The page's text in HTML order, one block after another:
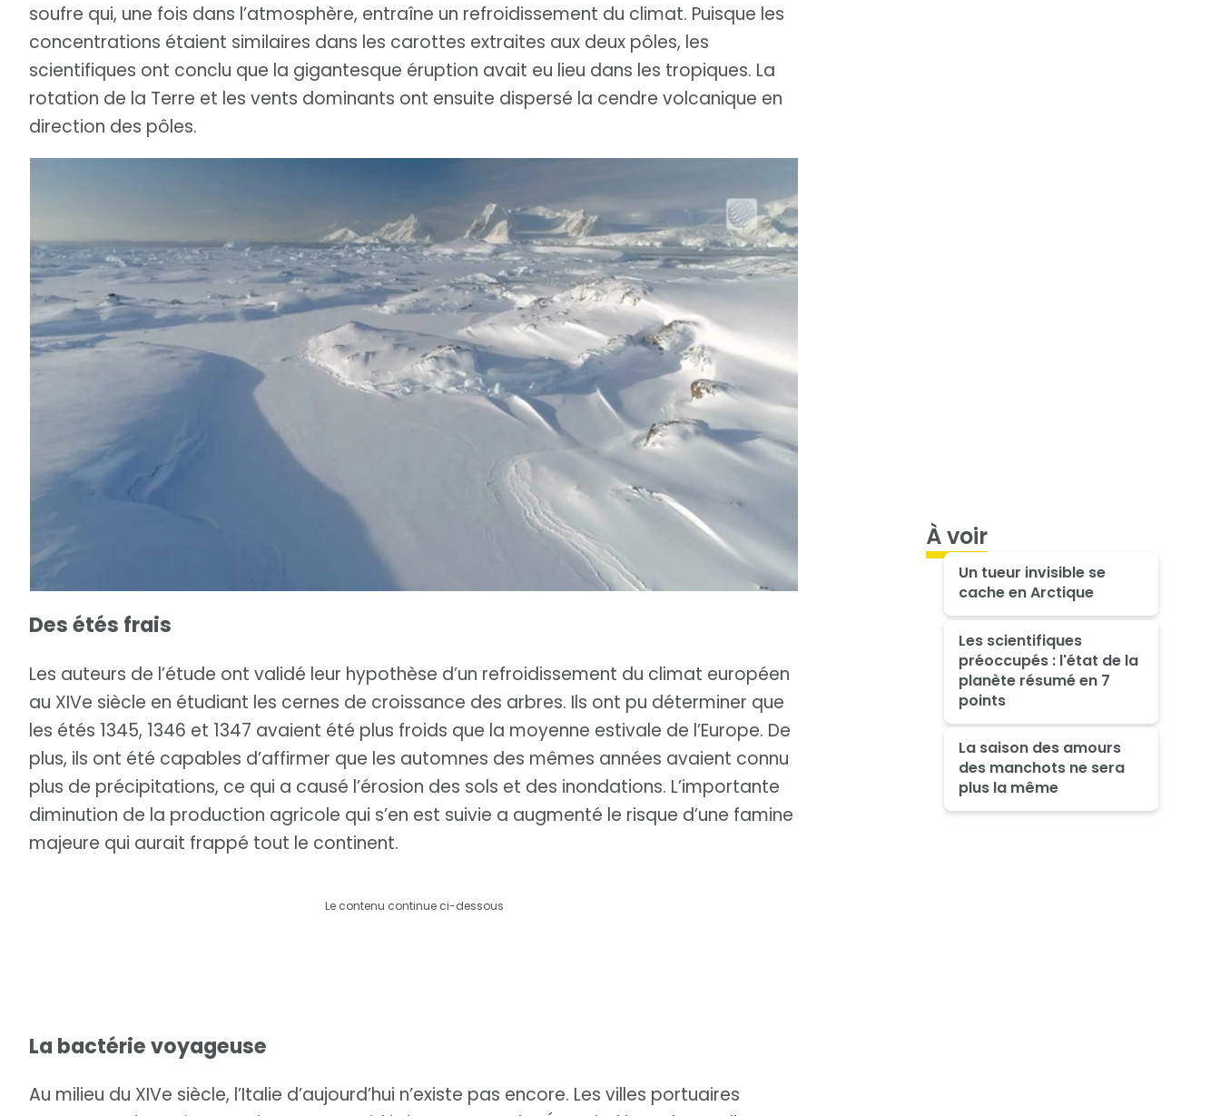
soufre qui, une fois dans l’atmosphère, entraîne un refroidissement du climat. Puisque les
concentrations étaient similaires dans les carottes extraites aux deux pôles, les
scientifiques ont conclu que la gigantesque éruption avait eu lieu dans les tropiques. La
rotation de la Terre et les vents dominants ont ensuite dispersé la cendre volcanique en
direction des pôles.
Des étés frais
Les auteurs de l’étude ont validé leur hypothèse d’un refroidissement du climat européen
au XIVe siècle en étudiant les cernes de croissance des arbres. Ils ont pu déterminer que
les étés 1345, 1346 et 1347 avaient été plus froids que la moyenne estivale de l’Europe. De
plus, ils ont été capables d’affirmer que les automnes des mêmes années avaient connu
plus de précipitations, ce qui a causé l’érosion des sols et des inondations. L’importante
diminution de la production agricole qui s’en est suivie a augmenté le risque d’une famine
majeure qui aurait frappé tout le continent.
Le contenu continue ci-dessous
La bactérie voyageuse
Au milieu du XIVe siècle, l’Italie d’aujourd’hui n’existe pas encore. Les villes portuaires
À voir
Un tueur invisible se
cache en Arctique
Les scientifiques
préoccupés : l'état de la
planète résumé en 7
points
La saison des amours
des manchots ne sera
plus la même